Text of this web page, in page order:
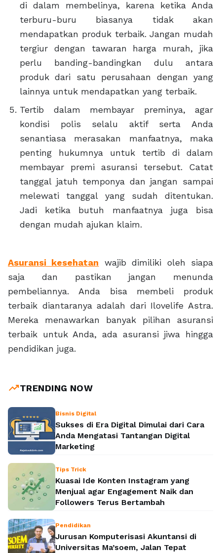
di dalam membelinya, karena ketika Anda
terburu-buru biasanya tidak akan
mendapatkan produk terbaik. Jangan mudah
tergiur dengan tawaran harga murah, jika
perlu banding-bandingkan dulu antara
produk dari satu perusahaan dengan yang
lainnya untuk mendapatkan yang terbaik.
Tertib dalam membayar preminya, agar
kondisi polis selalu aktif serta Anda
senantiasa merasakan manfaatnya, maka
penting hukumnya untuk tertib di dalam
membayar premi asuransi tersebut. Catat
tanggal jatuh temponya dan jangan sampai
melewati tanggal yang sudah ditentukan.
Jadi ketika butuh manfaatnya juga bisa
dengan mudah ajukan klaim.
Asuransi kesehatan wajib dimiliki oleh siapa
saja dan pastikan jangan menunda
pembeliannya. Anda bisa membeli produk
terbaik diantaranya adalah dari Ilovelife Astra.
Mereka menawarkan banyak pilihan asuransi
terbaik untuk Anda, ada asuransi jiwa hingga
pendidikan juga.
trending_upTRENDING NOW
Bisnis Digital
Sukses di Era Digital Dimulai dari Cara
Anda Mengatasi Tantangan Digital
Marketing
Tips Trick
Kuasai Ide Konten Instagram yang
Menjual agar Engagement Naik dan
Followers Terus Bertambah
Pendidikan
Jurusan Komputerisasi Akuntansi di
Universitas Ma’soem, Jalan Tepat